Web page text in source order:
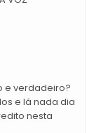
e verdadeiro?
e lá nada dia
nesta